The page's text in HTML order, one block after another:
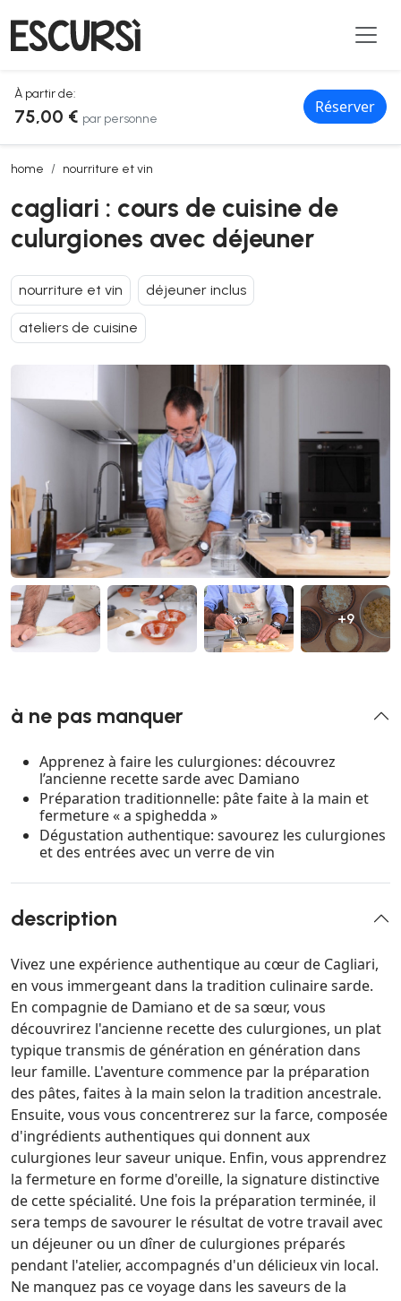
À partir de:
75,00 € par personne
Réserver
home nourriture et vin
cagliari : cours de cuisine de culurgiones avec déjeuner
cagliari : cours de cuisine de
culurgiones avec déjeuner
nourriture et vin déjeuner inclus
ateliers de cuisine
+9
à ne pas manquer
Apprenez à faire les culurgiones: découvrez
l’ancienne recette sarde avec Damiano
Préparation traditionnelle: pâte faite à la main et
fermeture « a spighedda »
Dégustation authentique: savourez les culurgiones
et des entrées avec un verre de vin
description
Vivez une expérience authentique au cœur de Cagliari,
en vous immergeant dans la tradition culinaire sarde.
En compagnie de Damiano et de sa sœur, vous
découvrirez l'ancienne recette des culurgiones, un plat
typique transmis de génération en génération dans
leur famille. L'aventure commence par la préparation
des pâtes, faites à la main selon la tradition ancestrale.
Ensuite, vous vous concentrerez sur la farce, composée
d'ingrédients authentiques qui donnent aux
culurgiones leur saveur unique. Enfin, vous apprendrez
la fermeture en forme d'oreille, la signature distinctive
de cette spécialité. Une fois la préparation terminée, il
sera temps de savourer le résultat de votre travail avec
un déjeuner ou un dîner de culurgiones préparés
pendant l'atelier, accompagnés d'un délicieux vin local.
Ne manquez pas ce voyage dans les saveurs de la